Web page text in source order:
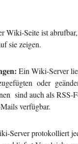
Wiki-Seite ist
sie zeigen.
Ein Wiki-Server
oder
sind auch als RSS-
verfügbar.
Server protokolliert